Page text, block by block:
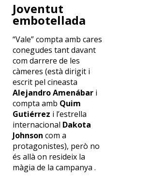
Joventut
embotellada
“Vale” compta amb cares
conegudes tant davant
com darrere de les
càmeres (està dirigit i
escrit pel cineasta
Alejandro Amenábar i
compta amb Quim
Gutiérrez i l’estrella
internacional Dakota
Johnson com a
protagonistes), però no
és allà on resideix la
màgia de la campanya .